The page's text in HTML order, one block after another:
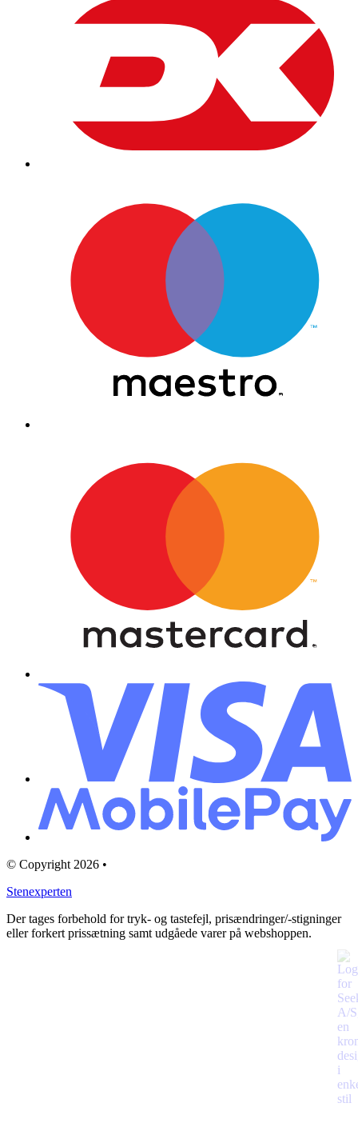
© Copyright 2026 •
Stenexperten
Der tages forbehold for tryk- og tastefejl, prisændringer/-stigninger
eller forkert prissætning samt udgåede varer på webshoppen.